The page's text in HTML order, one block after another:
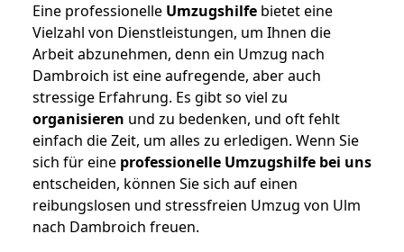
Eine professionelle Umzugshilfe bietet eine
Vielzahl von Dienstleistungen, um Ihnen die
Arbeit abzunehmen, denn ein Umzug nach
Dambroich ist eine aufregende, aber auch
stressige Erfahrung. Es gibt so viel zu
organisieren und zu bedenken, und oft fehlt
einfach die Zeit, um alles zu erledigen. Wenn Sie
sich für eine professionelle Umzugshilfe bei uns
entscheiden, können Sie sich auf einen
reibungslosen und stressfreien Umzug von Ulm
nach Dambroich freuen.